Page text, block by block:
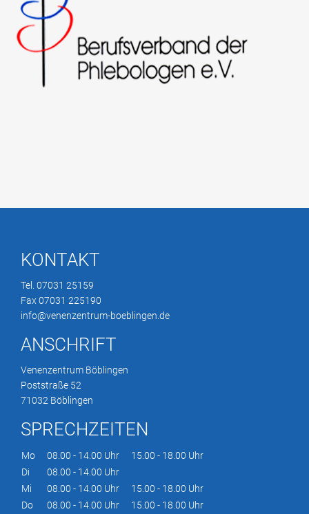
KONTAKT
Tel. 07031 25159
Fax 07031 225190
info@venenzentrum-boeblingen.de
ANSCHRIFT
Venenzentrum Böblingen
Poststraße 52
71032 Böblingen
SPRECHZEITEN
Mo 08.00 - 14.00 Uhr
15.00 - 18.00 Uhr
Di
08.00 - 14.00 Uhr
Mi
08.00 - 14.00 Uhr
15.00 - 18.00 Uhr
Do
08.00 - 14.00 Uhr 15.00 - 18.00 Uhr